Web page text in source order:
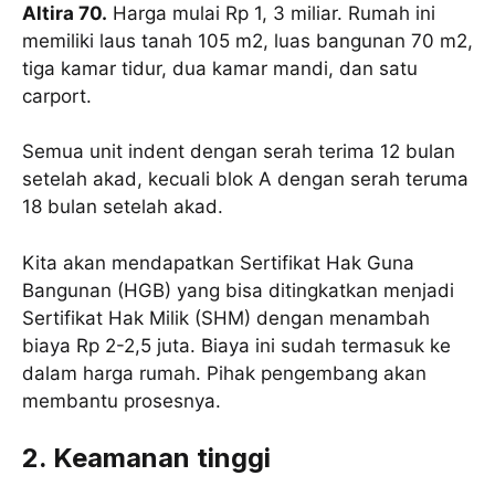
Altira 70. Harga mulai Rp 1, 3 miliar. Rumah ini
memiliki laus tanah 105 m2, luas bangunan 70 m2,
tiga kamar tidur, dua kamar mandi, dan satu
carport.
Semua unit indent dengan serah terima 12 bulan
setelah akad, kecuali blok A dengan serah teruma
18 bulan setelah akad.
Kita akan mendapatkan Sertifikat Hak Guna
Bangunan (HGB) yang bisa ditingkatkan menjadi
Sertifikat Hak Milik (SHM) dengan menambah
biaya Rp 2-2,5 juta. Biaya ini sudah termasuk ke
dalam harga rumah. Pihak pengembang akan
membantu prosesnya.
2. Keamanan tinggi